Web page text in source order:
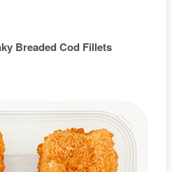
Breaded Cod Fillets